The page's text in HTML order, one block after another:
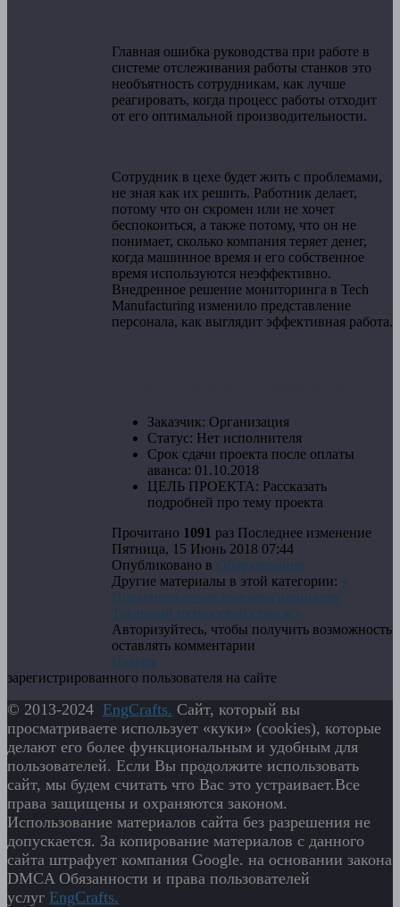
Главная ошибка руководства при работе в
системе отслеживания работы станков это
необъятность сотрудникам, как лучше
реагировать, когда процесс работы отходит
от его оптимальной производительности.
Сотрудник в цехе будет жить с проблемами,
не зная как их решить. Работник делает,
потому что он скромен или не хочет
беспокоиться, а также потому, что он не
понимает, сколько компания теряет денег,
когда машинное время и его собственное
время используются неэффективно.
Внедренное решение мониторинга в Tech
Manufacturing изменило представление
персонала, как выглядит эффективная работа.
Заказчик: Организация
Статус: Нет исполнителя
Срок сдачи проекта после оплаты
аванса: 01.10.2018
ЦЕЛЬ ПРОЕКТА: Рассказать
подробней про тему проекта
Прочитано 1091 раз Последнее изменение
Пятница, 15 Июнь 2018 07:44
Опубликовано в Оборудование
Другие материалы в этой категории: «
Предупреждение поломки шпинделя
Токарный пятиосевой станок »
Авторизуйтесь, чтобы получить возможность
оставлять комментарии
Наверх
зарегистрированного пользователя на сайте
© 2013-2024 EngСrafts. Сайт, который вы
просматриваете использует «куки» (cookies), которые
делают его более функциональным и удобным для
пользователей. Если Вы продолжите использовать
сайт, мы будем считать что Вас это устраивает.Все
права защищены и охраняются законом.
Использование материалов сайта без разрешения не
допускается. За копирование материалов с данного
сайта штрафует компания Google. на основании закона
DMCA Обязанности и права пользователей
услуг EngСrafts.